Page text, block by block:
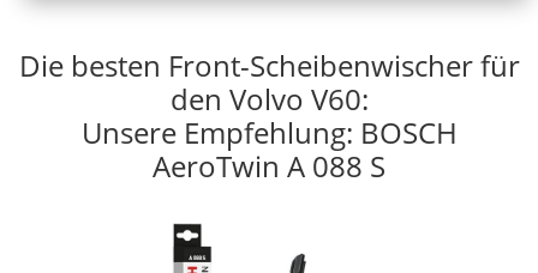
Die besten Front-Scheibenwischer für
den Volvo V60:
Unsere Empfehlung: BOSCH
AeroTwin A 088 S